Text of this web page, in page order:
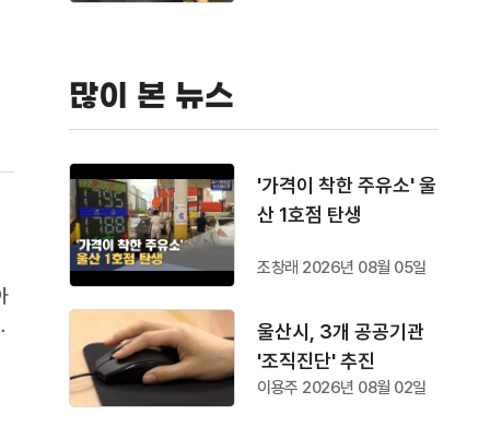
많이 본 뉴스
'가격이 착한 주유소' 울
산 1호점 탄생
조창래 2026년 08월 05일
울산시, 3개 공공기관
'조직진단' 추진
이용주 2026년 08월 02일